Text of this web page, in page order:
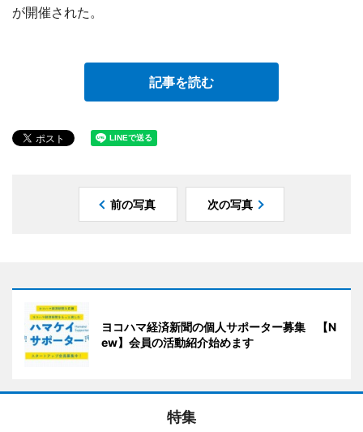
が開催された。
記事を読む
前の写真 次の写真
ヨコハマ経済新聞の個人サポーター募集 【N
ew】会員の活動紹介始めます
特集